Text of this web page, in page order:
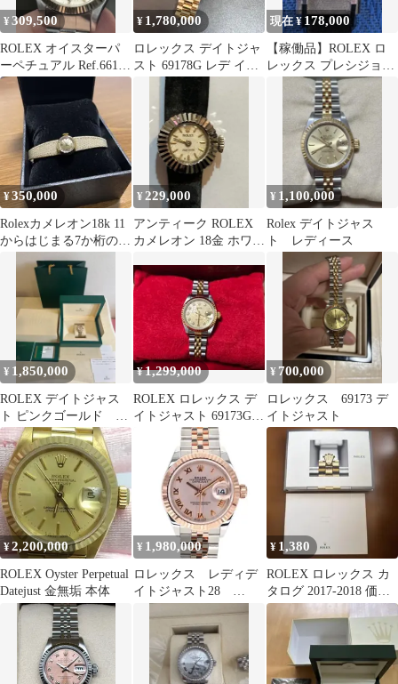
¥309,500
ROLEX オイスターパ
ーペチュアル Ref.6619
25mm ヴィンテージ
¥ 1,780,000
ロレックス デイトジャ
スト 69178G レデ イー
ス K18YG 自動巻き
現在 ¥ 178,000
【稼働品】ROLEX ロ
レックス プレシジョン
アンティーク 手巻き レ
ディース
¥350,000
Rolexカメレオン18k 11
からはじまる7か桁のシ
リアルナンバーあり。
¥ 229,000
アンティーク ROLEX
カメレオン 18金 ホワイ
¥ 1,100,000
Rolex デイトジャス
ト レディース
¥ 1,850,000
ROLEX デイトジャス
ト ピンクゴールド
10Pダイヤ ギャランテ
ィ付
¥1,299,000
ROLEX ロレックス デ
イトジャスト 69173G
保証書付
¥ 700,000
ロレックス 69173 デ
イトジャスト
¥2,200,000
ROLEX Oyster Perpetual
Datejust 金無垢 本体
¥ 1,980,000
ロレックス レディデ
イトジャスト28
279171 エバーローズゴ
ールド ロゼ
¥ 1,380
ROLEX ロレックス カ
タログ 2017-2018 価格
表あり